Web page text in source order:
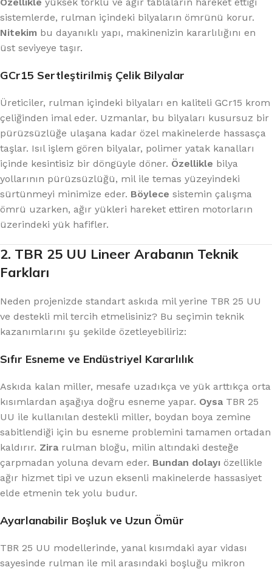
sistemlerde, rulman içindeki bilyaların ömrünü korur.
Nitekim bu dayanıklı yapı, makinenizin kararlılığını en
üst seviyeye taşır.
GCr15 Sertleştirilmiş Çelik Bilyalar
Üreticiler, rulman içindeki bilyaları en kaliteli GCr15 krom
çeliğinden imal eder. Uzmanlar, bu bilyaları kusursuz bir
pürüzsüzlüğe ulaşana kadar özel makinelerde hassasça
taşlar. Isıl işlem gören bilyalar, polimer yatak kanalları
içinde kesintisiz bir döngüyle döner. Özellikle bilya
yollarının pürüzsüzlüğü, mil ile temas yüzeyindeki
sürtünmeyi minimize eder. Böylece sistemin çalışma
ömrü uzarken, ağır yükleri hareket ettiren motorların
üzerindeki yük hafifler.
2. TBR 25 UU Lineer Arabanın Teknik
Farkları
Neden projenizde standart askıda mil yerine TBR 25 UU
ve destekli mil tercih etmelisiniz? Bu seçimin teknik
kazanımlarını şu şekilde özetleyebiliriz:
Sıfır Esneme ve Endüstriyel Kararlılık
Askıda kalan miller, mesafe uzadıkça ve yük arttıkça orta
kısımlardan aşağıya doğru esneme yapar. Oysa TBR 25
UU ile kullanılan destekli miller, boydan boya zemine
sabitlendiği için bu esneme problemini tamamen ortadan
kaldırır. Zira rulman bloğu, milin altındaki desteğe
çarpmadan yoluna devam eder. Bundan dolayı özellikle
ağır hizmet tipi ve uzun eksenli makinelerde hassasiyet
elde etmenin tek yolu budur.
Ayarlanabilir Boşluk ve Uzun Ömür
TBR 25 UU modellerinde, yanal kısımdaki ayar vidası
sayesinde rulman ile mil arasındaki boşluğu mikron